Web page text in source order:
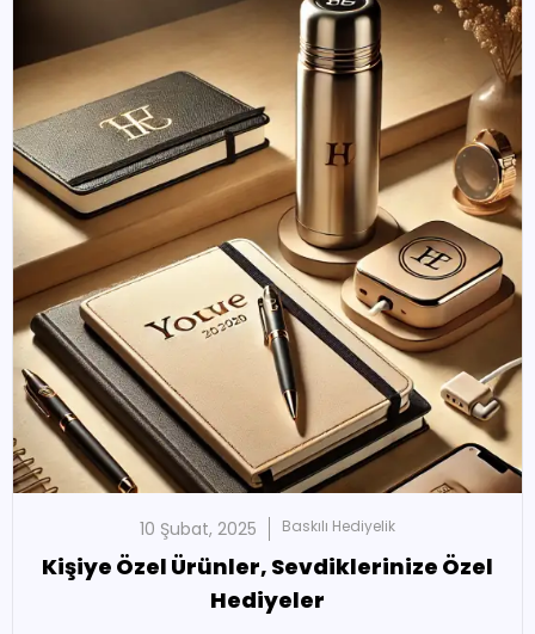
10 Şubat, 2025 Baskılı Hediyelik
Kişiye Özel Ürünler, Sevdiklerinize Özel
Hediyeler